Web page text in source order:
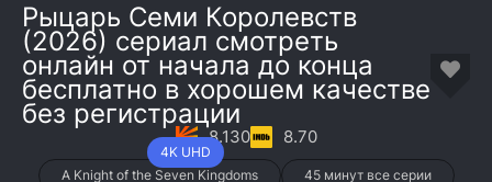
Рыцарь Семи Королевств
(2026) сериал смотреть
онлайн от начала до конца
бесплатно в хорошем качестве
без регистрации
4K UHD
8.130 8.70
A Knight of the Seven Kingdoms 45 минут все серии